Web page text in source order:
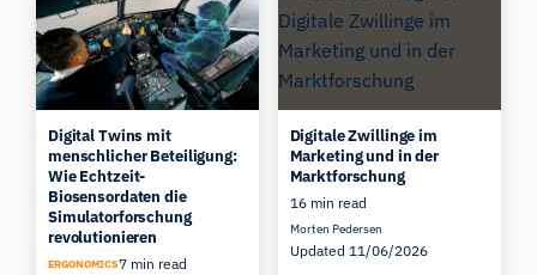
Digital Twins mit
menschlicher Beteiligung:
Wie Echtzeit-
Biosensordaten die
Simulatorforschung
revolutionieren
ERGONOMICS7 min read
Digitale Zwillinge im
Marketing und in der
Marktforschung
16 min read
Morten Pedersen
Updated 11/06/2026